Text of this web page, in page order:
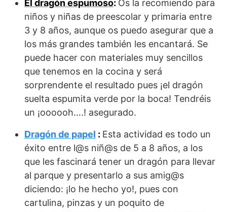
El dragón espumoso: Os la recomiendo para
niños y niñas de preescolar y primaria entre
3 y 8 años, aunque os puedo asegurar que a
los más grandes también les encantará. Se
puede hacer con materiales muy sencillos
que tenemos en la cocina y será
sorprendente el resultado pues ¡el dragón
suelta espumita verde por la boca! Tendréis
un ¡oooooh….! asegurado.
Dragón de papel : Esta actividad es todo un
éxito entre l@s niñ@s de 5 a 8 años, a los
que les fascinará tener un dragón para llevar
al parque y presentarlo a sus amig@s
diciendo: ¡lo he hecho yo!, pues con
cartulina, pinzas y un poquito de